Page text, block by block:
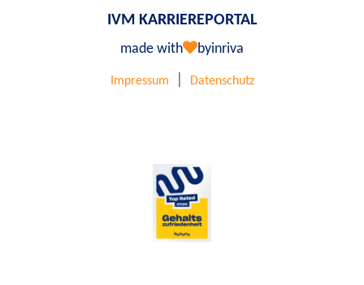
IVM KARRIEREPORTAL
made with byinriva
Impressum Datenschutz